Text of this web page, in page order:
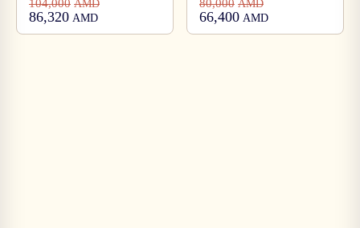
104,000 AMD
86,320 AMD
80,000 AMD
66,400 AMD